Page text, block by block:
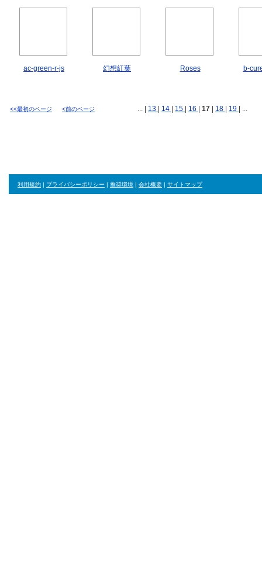
ac-green-r-js 幻想紅葉 Roses b-
<<最初のページ <前のページ ... | 13 14 15 16 17 18 19 | ...
利用規約 | プライバシーポリシー | 推奨環境 | 会社概要 | サイトマップ